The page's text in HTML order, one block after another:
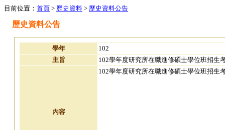
目前位置： 首頁 > 歷史資料 > 歷史資料公告
歷史資料公告
學年
102
主旨
102學年度研究所在職進修碩士學位班招生
內容
102學年度研究所在職進修碩士學位班招生